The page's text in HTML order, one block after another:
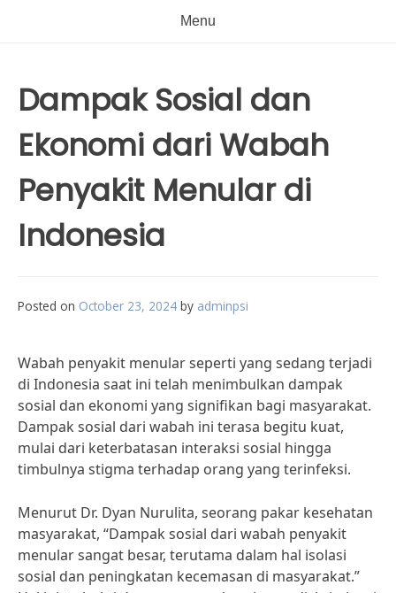
Menu
Dampak Sosial dan
Ekonomi dari Wabah
Penyakit Menular di
Indonesia
Posted on October 23, 2024 by adminpsi
Wabah penyakit menular seperti yang sedang terjadi
di Indonesia saat ini telah menimbulkan dampak
sosial dan ekonomi yang signifikan bagi masyarakat.
Dampak sosial dari wabah ini terasa begitu kuat,
mulai dari keterbatasan interaksi sosial hingga
timbulnya stigma terhadap orang yang terinfeksi.
Menurut Dr. Dyan Nurulita, seorang pakar kesehatan
masyarakat, “Dampak sosial dari wabah penyakit
menular sangat besar, terutama dalam hal isolasi
sosial dan peningkatan kecemasan di masyarakat.”